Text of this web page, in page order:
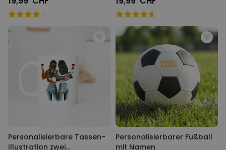
Personalisierbare Tassen-
Illustration zwei
Personalisierbarer Fußball
mit Namen